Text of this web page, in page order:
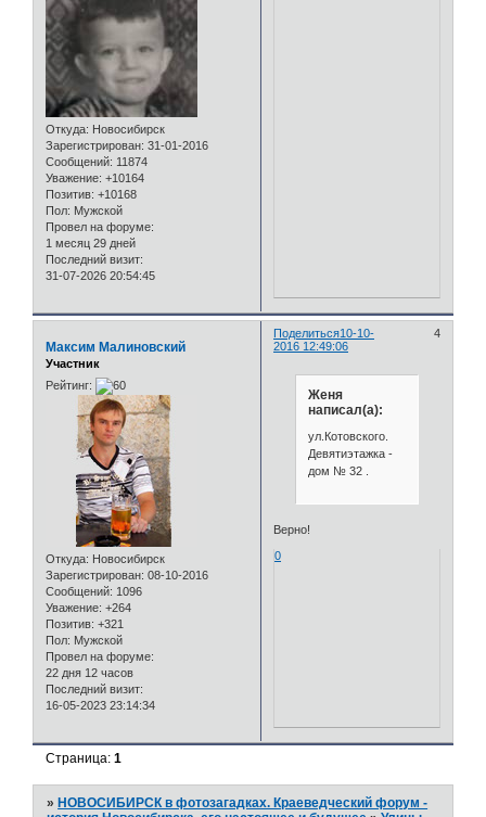
Откуда: Новосибирск
Зарегистрирован: 31-01-2016
Сообщений: 11874
Уважение: +10164
Позитив: +10168
Пол: Мужской
Провел на форуме:
1 месяц 29 дней
Последний визит:
31-07-2026 20:54:45
Поделиться 4
10-10-
2016 12:49:06
Максим Малиновский
Участник
Рейтинг:
Откуда: Новосибирск
Зарегистрирован: 08-10-2016
Сообщений: 1096
Уважение: +264
Позитив: +321
Пол: Мужской
Провел на форуме:
22 дня 12 часов
Последний визит:
16-05-2023 23:14:34
Женя
написал(а):
ул.Котовского.
Девятиэтажка -
дом № 32 .
Верно!
0
Страница:1
» НОВОСИБИРСК в фотозагадках. Краеведческий форум -